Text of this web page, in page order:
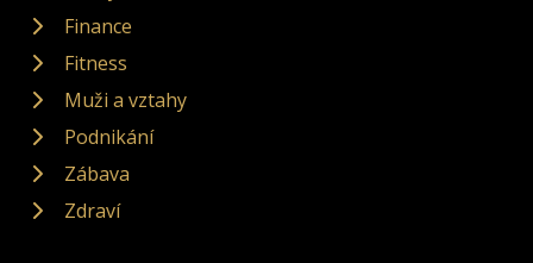
Finance
Fitness
Muži a vztahy
Podnikání
Zábava
Zdraví